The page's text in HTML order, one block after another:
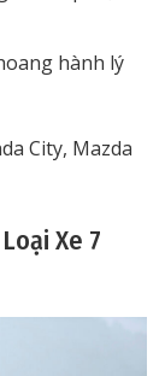
hành lý
City, Mazda
Xe 7